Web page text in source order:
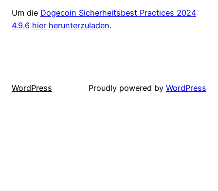
Um die Dogecoin Sicherheitsbest Practices 2024
4.9.6 hier herunterzuladen.
WordPress Proudly powered by WordPress